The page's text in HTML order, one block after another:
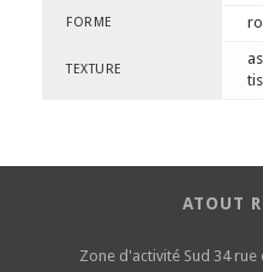
FORME
TEXTURE
ATOUT
Zone d'activité Sud 34 rue